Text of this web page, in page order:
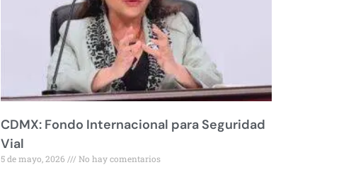
CDMX: Fondo Internacional para Seguridad
Vial
5 de mayo, 2026 No hay comentarios